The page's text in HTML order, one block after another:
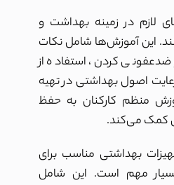
لازم در زمینه بهداشت و
این آموزش‌ها شامل نکات
کردن، استفاده از
اصول بهداشتی در تهیه
منظم کارکنان به حفظ
کمک می‌کند.
بهداشتی مناسب برای
مهم است. این شامل